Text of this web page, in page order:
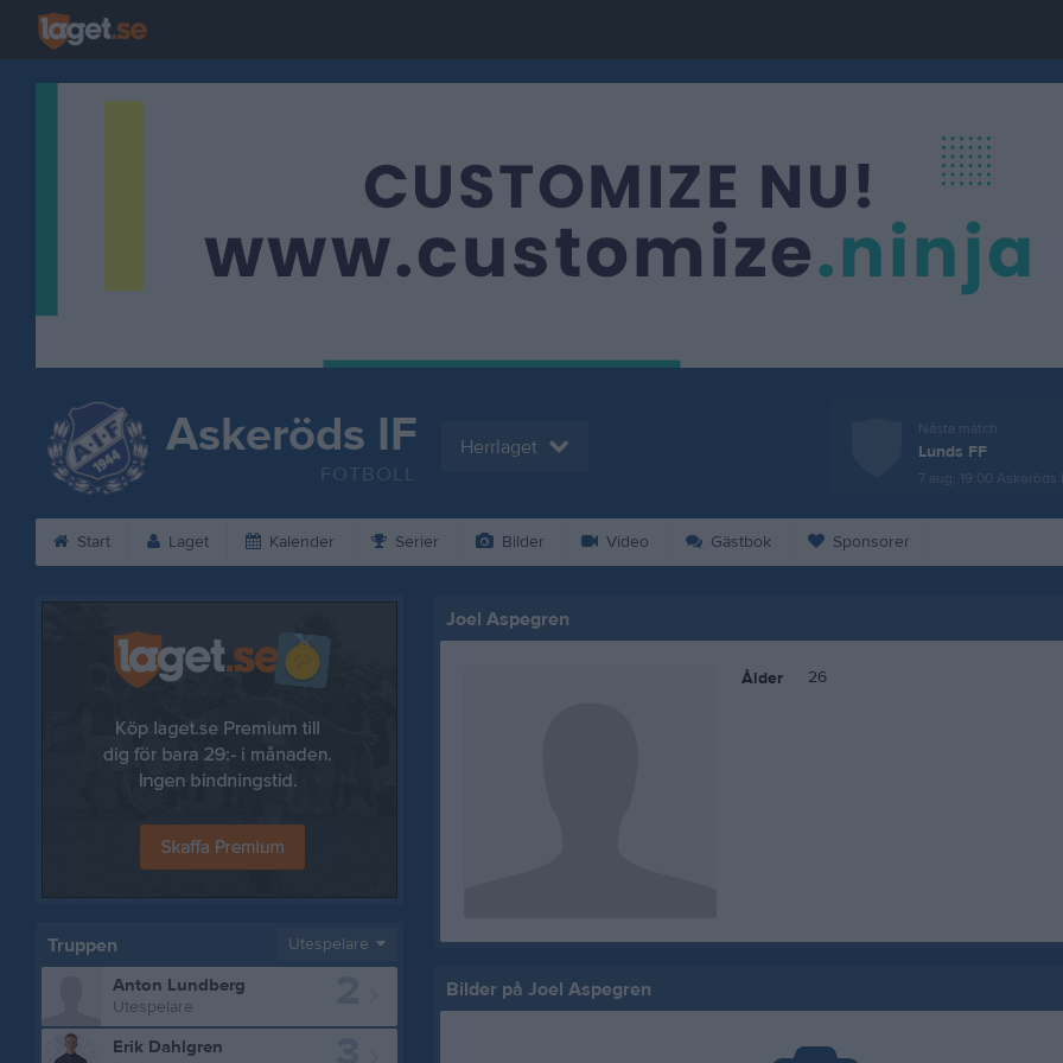
Askeröds IF
FOTBOLL
Herrlaget
Nästa match
Lunds FF
7 aug, 19:00 Askeröds
Start Laget Kalender Serier Bilder Video Gästbok Sponsorer
Joel Aspegren
Ålder 26
Bilder på Joel Aspegren
Truppen Utespelare
Anton Lundberg
Utespelare
Erik Dahlgren